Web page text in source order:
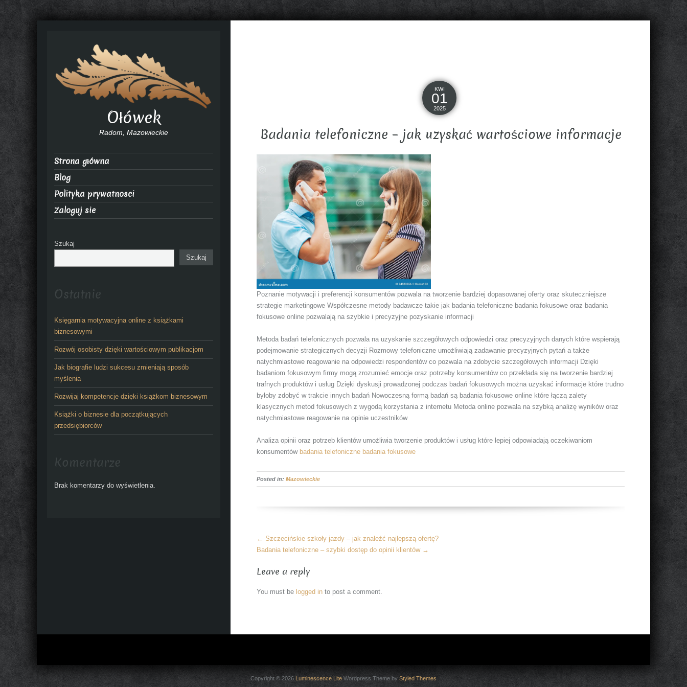
KWI
01
2025
Badania telefoniczne – jak uzyskać wartościowe informacje
Poznanie motywacji i preferencji konsumentów pozwala na tworzenie bardziej dopasowanej oferty oraz skuteczniejsze
strategie marketingowe Współczesne metody badawcze takie jak badania telefoniczne badania fokusowe oraz badania
fokusowe online pozwalają na szybkie i precyzyjne pozyskanie informacji
Metoda badań telefonicznych pozwala na uzyskanie szczegółowych odpowiedzi oraz precyzyjnych danych które wspierają
podejmowanie strategicznych decyzji Rozmowy telefoniczne umożliwiają zadawanie precyzyjnych pytań a także
natychmiastowe reagowanie na odpowiedzi respondentów co pozwala na zdobycie szczegółowych informacji Dzięki
badaniom fokusowym firmy mogą zrozumieć emocje oraz potrzeby konsumentów co przekłada się na tworzenie bardziej
trafnych produktów i usług Dzięki dyskusji prowadzonej podczas badań fokusowych można uzyskać informacje które trudno
byłoby zdobyć w trakcie innych badań Nowoczesną formą badań są badania fokusowe online które łączą zalety
klasycznych metod fokusowych z wygodą korzystania z internetu Metoda online pozwala na szybką analizę wyników oraz
natychmiastowe reagowanie na opinie uczestników
Analiza opinii oraz potrzeb klientów umożliwia tworzenie produktów i usług które lepiej odpowiadają oczekiwaniom
konsumentów badania telefoniczne badania fokusowe
Posted in:Mazowieckie
More
Articles
← Szczecińskie szkoły jazdy – jak znaleźć najlepszą ofertę?
Badania telefoniczne – szybki dostęp do opinii klientów →
Leave a reply
You must be logged in to post a comment.
Ołówek
Radom, Mazowieckie
Strona główna
Blog
Polityka prywatnosci
Zaloguj sie
Szukaj
Szukaj
Ostatnie
Księgarnia motywacyjna online z książkami
biznesowymi
Rozwój osobisty dzięki wartościowym publikacjom
Jak biografie ludzi sukcesu zmieniają sposób
myślenia
Rozwijaj kompetencje dzięki książkom biznesowym
Książki o biznesie dla początkujących
przedsiębiorców
Komentarze
Brak komentarzy do wyświetlenia.
Copyright © 2026 Luminescence Lite Wordpress Theme by Styled Themes